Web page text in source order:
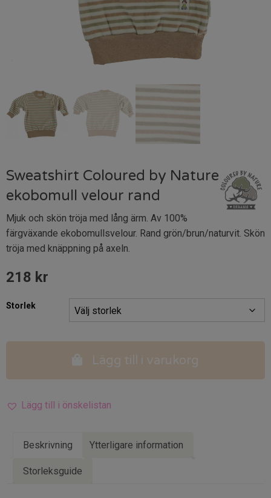
Sweatshirt Coloured by Nature
ekobomull velour rand
Mjuk och skön tröja med lång ärm. Av 100%
färgväxande ekobomullsvelour. Rand grön/brun/naturvit. Skön
tröja med knäppning på axeln.
218 kr
Storlek
Lägg till i varukorg
Lägg till i önskelistan
Beskrivning Ytterligare information
Storleksguide